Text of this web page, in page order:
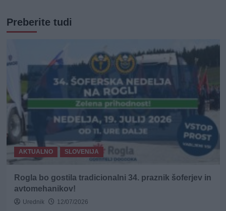
Preberite tudi
AKTUALNO SLOVENIJA
Rogla bo gostila tradicionalni 34. praznik šoferjev in
avtomehanikov!
Urednik 12/07/2026